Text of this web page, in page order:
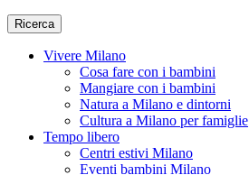
Ricerca
Vivere Milano
Cosa fare con i bambini
Mangiare con i bambini
Natura a Milano e dintorni
Cultura a Milano per famiglie
Tempo libero
Centri estivi Milano
Eventi bambini Milano